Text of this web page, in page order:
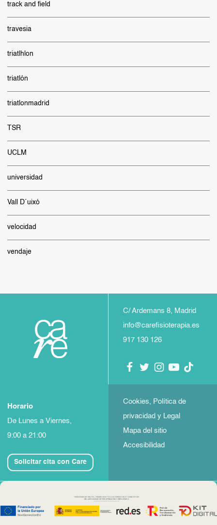
track and field
travesia
triatlhlon
triatlón
triatlonmadrid
TSR
UCLM
universidad
Vall D´uixó
velocidad
vendaje
C/ Ardemans 8, Madrid
info@carefisioterapia.es
917 130 126
Horario
De Lunes a Viernes,
9:00 a 21:00
Solicitar cita con Care
Cookies, Política de
privacidad y Legal
Mapa del sitio
Accesibilidad